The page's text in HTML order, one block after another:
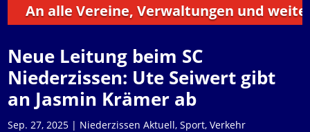
alle Vereine, Verwaltungen und weitere
Neue Leitung beim SC
Niederzissen: Ute Seiwert gibt
an Jasmin Krämer ab
Sep. 27, 2025 | Niederzissen Aktuell, Sport, Verkehr